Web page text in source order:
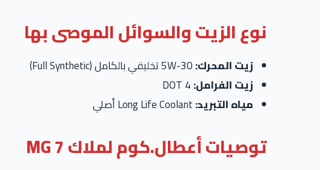
نوع الزيت والسوائل الموصى بها
زيت المحرك:
زيت الفرامل:
مياه التبريد:
توصيات أعطال.كوم لملاك MG 7